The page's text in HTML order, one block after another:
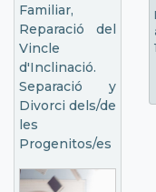
Familiar,
Reparació del
Vincle
d'Inclinació.
Separació y
Divorci dels/de
les
Progenitos/es